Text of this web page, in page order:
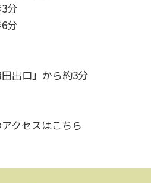
分
分
出口」から約3分
クセスはこちら